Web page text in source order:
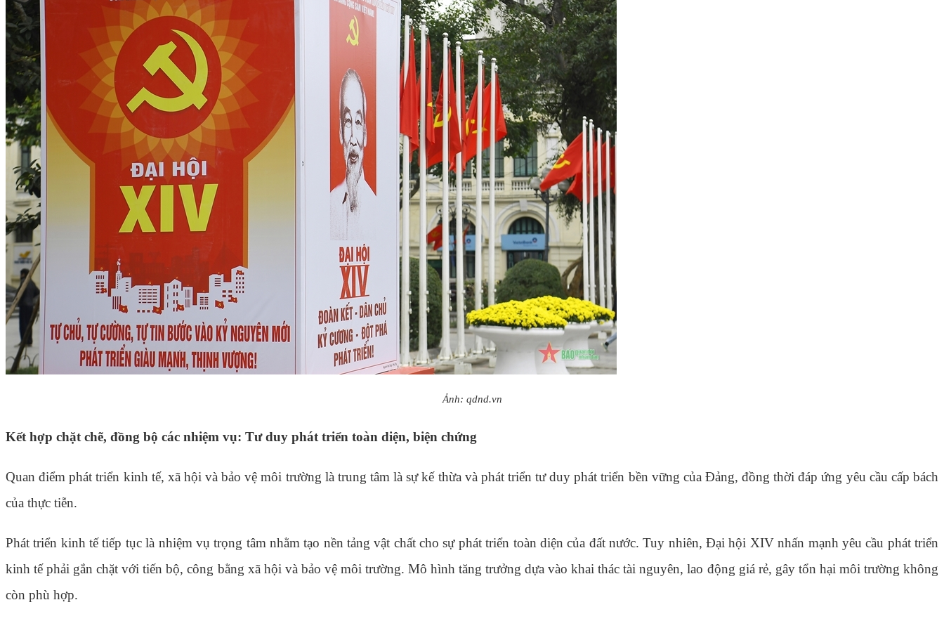
Ảnh: qdnd.vn
Kết hợp chặt chẽ, đồng bộ các nhiệm vụ: Tư duy phát triển toàn diện, biện chứng
Quan điểm phát triển kinh tế, xã hội và bảo vệ môi trường là trung tâm là sự kế thừa và phát triển tư duy phát triển bền vững của Đảng, đồng thời đáp ứng yêu cầu cấp bách
của thực tiễn.
Phát triển kinh tế tiếp tục là nhiệm vụ trọng tâm nhằm tạo nền tảng vật chất cho sự phát triển toàn diện của đất nước. Tuy nhiên, Đại hội XIV nhấn mạnh yêu cầu phát triển
kinh tế phải gắn chặt với tiến bộ, công bằng xã hội và bảo vệ môi trường. Mô hình tăng trưởng dựa vào khai thác tài nguyên, lao động giá rẻ, gây tổn hại môi trường không
còn phù hợp.